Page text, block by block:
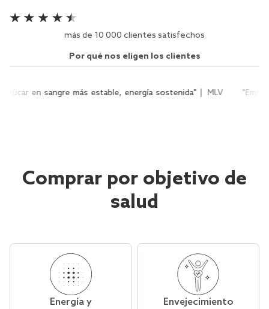
más de 10 000 clientes satisfechos
Por qué nos eligen los clientes
sangre más estable, energía sostenida" MLV "Empresa de
Comprar por objetivo de
salud
Energía y
Envejecimiento